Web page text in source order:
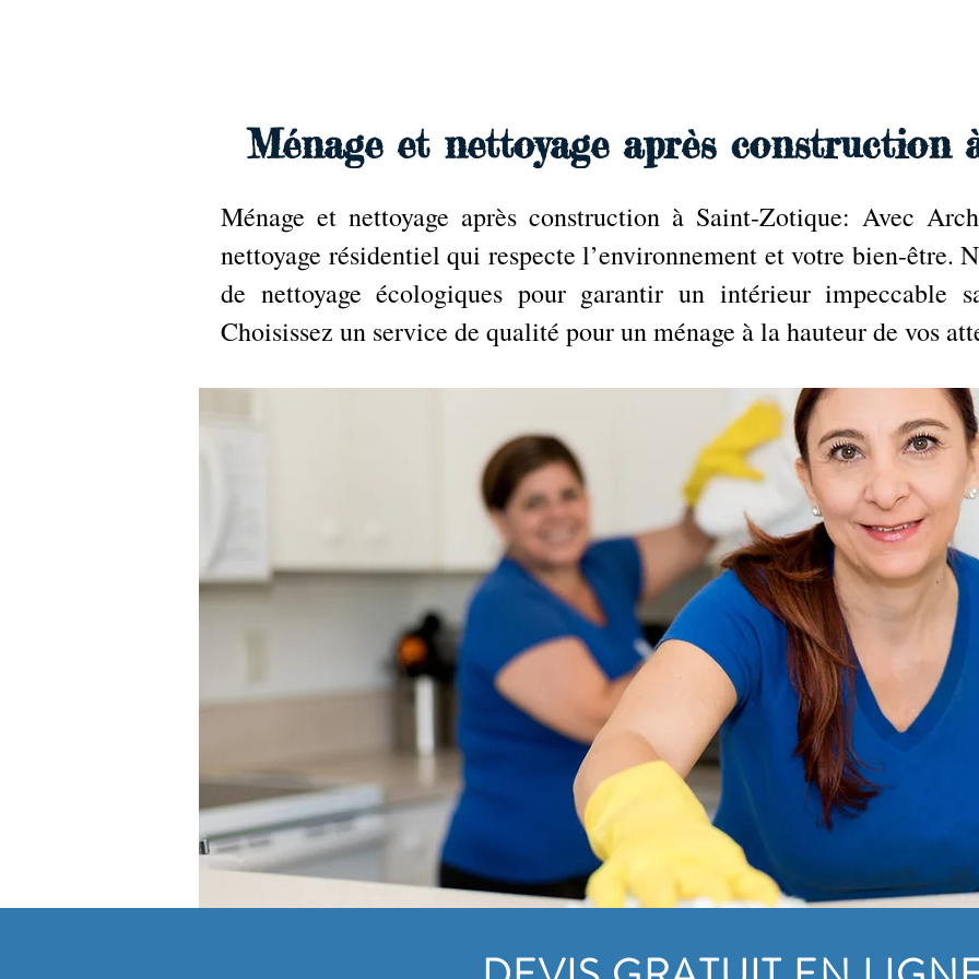
Ménage et nettoyage après construction
Ménage et nettoyage après construction à Saint-Zotique: Avec
nettoyage résidentiel qui respecte l’environnement et votre bien-être.
de nettoyage écologiques pour garantir un intérieur impeccable
Choisissez un service de qualité pour un ménage à la hauteur de vos